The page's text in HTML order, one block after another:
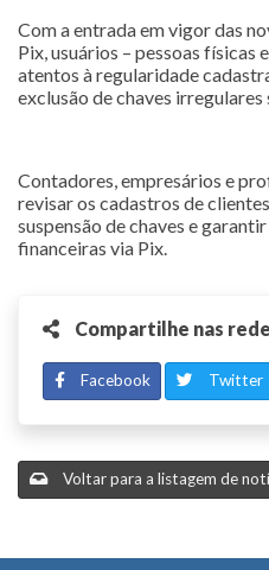
Com a entrada em vigor das
Pix, usuários – pessoas físicas
atentos à regularidade
exclusão de chaves
Contadores, empresários e
revisar os cadastros de
suspensão de chaves e
financeiras via Pix.
Compartilhe nas
Facebook Twitter
Voltar para a listagem de